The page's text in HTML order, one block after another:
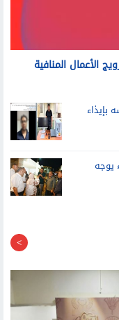
الأعمال المنافية